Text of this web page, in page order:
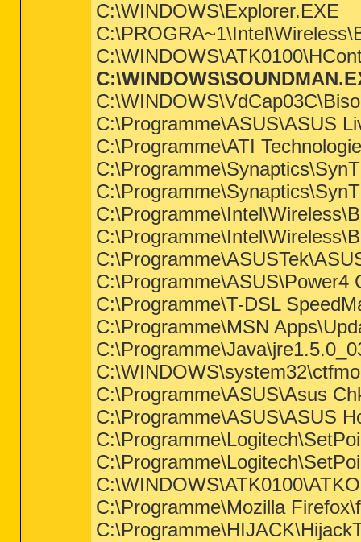
C:\WINDOWS\Explorer.EXE
C:\Programme\ASUS\ASUS
C:\Programme\ATI
C:\Programme\ASUS\Power4
C:\Programme\T-DSL
C:\Programme\MSN
C:\Programme\ASUS\Asus
C:\Programme\ASUS\ASUS
C:\Programme\Mozilla